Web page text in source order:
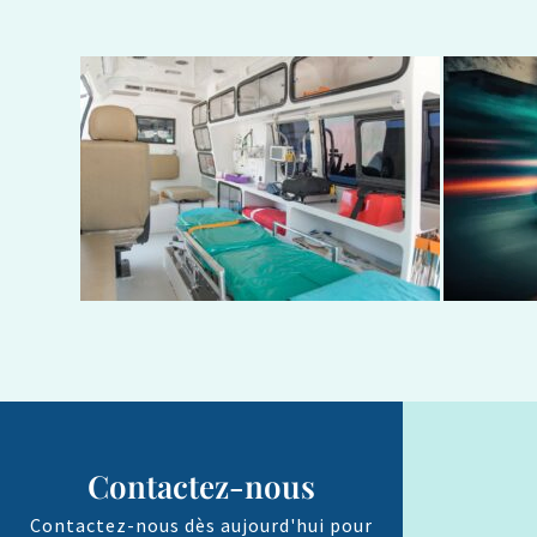
Contactez-nous
Contactez-nous dès aujourd'hui pour